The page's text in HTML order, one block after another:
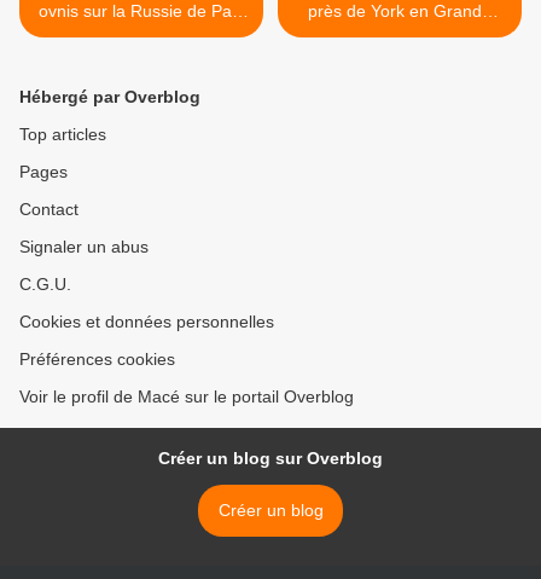
ovnis sur la Russie de Paul
Stonehill
près de York en Grande
Bretagne en février 1979 >
Hébergé par Overblog
Top articles
Pages
Contact
Signaler un abus
C.G.U.
Cookies et données personnelles
Préférences cookies
Voir le profil de Macé sur le portail Overblog
Créer un blog sur Overblog
Créer un blog